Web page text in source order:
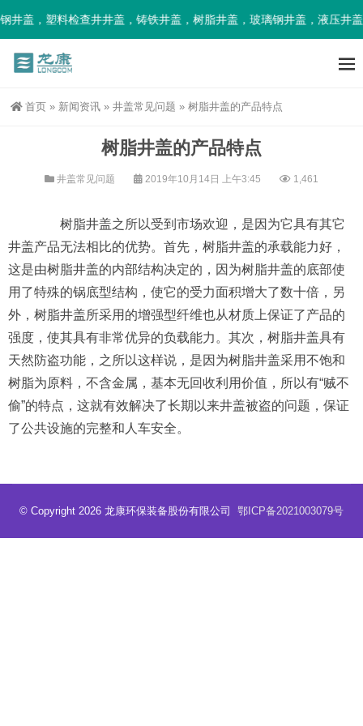
盖，塑料检查井井盖，铸铁井盖，树脂井盖，玻璃钢井盖，液压井
首页 » 新闻资讯 » 井盖常见问题 » 树脂井盖的产品特点
树脂井盖的产品特点
井盖常见问题 2019年10月14日 上午3:45 1,461
树脂井盖之所以受到市场欢迎，是因为它具有其它
井盖产品无法相比的优势。首先，树脂井盖的承载能力好，
这是由树脂井盖的内部结构决定的，因为树脂井盖的底部使
用了特殊的锅底型结构，使它的受力面积增大了数十倍，另
外，树脂井盖所采用的增强型纤维也从材质上保证了产品的
强度，使其具有非常优异的负载能力。其次，树脂井盖具有
天然防盗功能，之所以这样说，是因为树脂井盖采用不饱和
树脂为原料，不含金属，基本无回收利用价值，所以有“贼不
偷”的特点，这就有效解决了长期以来井盖被盗的问题，保证
了公共设施的完整和人车安全。
© Copyright 2026 龙康环保装备股份有限公司 鄂ICP备2021003079号